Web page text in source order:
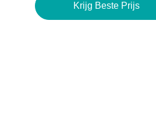
Krijg Beste Prijs